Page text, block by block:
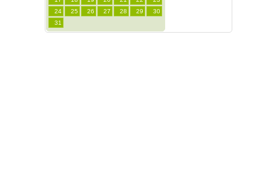
24
25 26 27 28 29
30
31